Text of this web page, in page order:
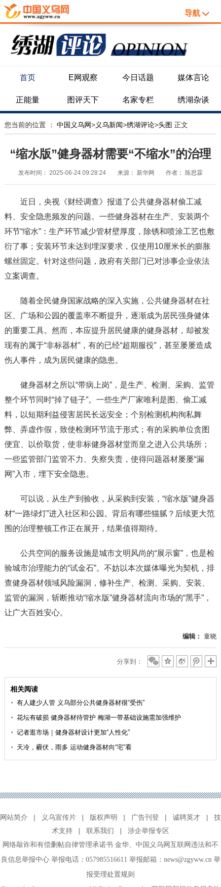
导航
首页 E网观察 今日话题 媒体言论
正能量 图评天下 名家专栏 绣湖杂谈
您当前的位置 ： 中国义乌网>义乌新闻>绣湖评论>头图 正文
“缩水版”健身器材需要“不缩水”的治理
发布时间： 2025-06-24 09:28:24 来源： 新华网 作者： 陈思霖
近日，央视《财经调查》报道了公共健身器材偷工减
料、安全隐患频发的问题。一些健身器材在生产、安装两个
环节“缩水”：生产环节减少管材壁厚度，除锈和喷涂工艺也敷
衍了事；安装环节未达到埋深要求，仅使用10厘米长的膨胀
螺丝固定。针对这些问题，政府有关部门已对涉事企业依法
立案调查。
随着全民健身国家战略的深入实施，公共健身器材在社
区、广场和公园的覆盖率不断提升，逐渐成为居民强身健体
的重要工具。然而，本应提升居民健康的健身器材，却被发
现有的属于“非标器材”，有的已经“超期服役”，甚至屡屡造成
伤人事件，成为居民健康的隐患。
健身器材之所以“带病上岗”，是生产、检测、采购、监管
整个环节同时“掉了链子”。一些生产厂家唯利是图、偷工减
料，以短期利益侵害居民长远安全；个别检测机构徇私舞
弊、弄虚作假，致使检测环节流于形式；有的采购单位贪图
便宜、以价取货，使非标健身器材堂而皇之进入公共场所；
一些监管部门监管不力、失察失责，使得问题器材屡屡“漏
网”入市，埋下安全隐患。
可以说，从生产到验收，从采购到安装，“缩水版”健身器
材“一路绿灯”进入社区和公园。背后有哪些猫腻？后续更大范
围的治理整顿工作正在展开，结果值得期待。
公共空间的服务设施是城市文明风尚的“展示窗”，也是检
验城市治理能力的“试金石”。不妨以本次媒体曝光为契机，排
查健身器材领域风险漏洞，修补生产、检测、采购、安装、
监管的漏洞，斩断推动“缩水版”健身器材流向市场的“黑手”，
让广大百姓安心。
编辑： 童晓
分享到：
相关阅读
有人建少人管 义乌部分公共健身器材很“受伤”
花坛有破损 健身器材待管护 梅湖一带基础设施需加强维护
记者逛市场｜健身器材设计更加“人性化”
天冷，霾伏，雨多 运动健身器材向“宅”看
网站简介 | 义乌宣传片 | 版权声明 | 广告刊登 | 诚聘英才 |
技
术支持
| 联系我们 | 涉企举报专区
网络敲诈和有偿删帖自律管理承诺书 金华
中国义乌网互联网违法和不
良信息举报中心举报电话：057985516611 举报邮箱：news@zgyww.cn 举
报受理处置规则